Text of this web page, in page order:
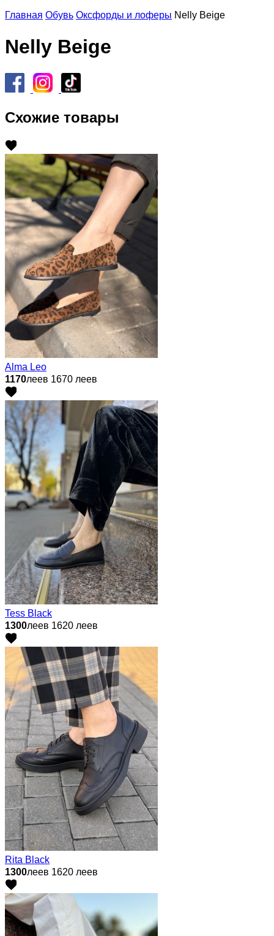
Главная Обувь Оксфорды и лоферы Nelly Beige
Nelly Beige
Схожие товары
Alma Leo
1170леев 1670 леев
Tess Black
1300леев 1620 леев
Rita Black
1300леев 1620 леев